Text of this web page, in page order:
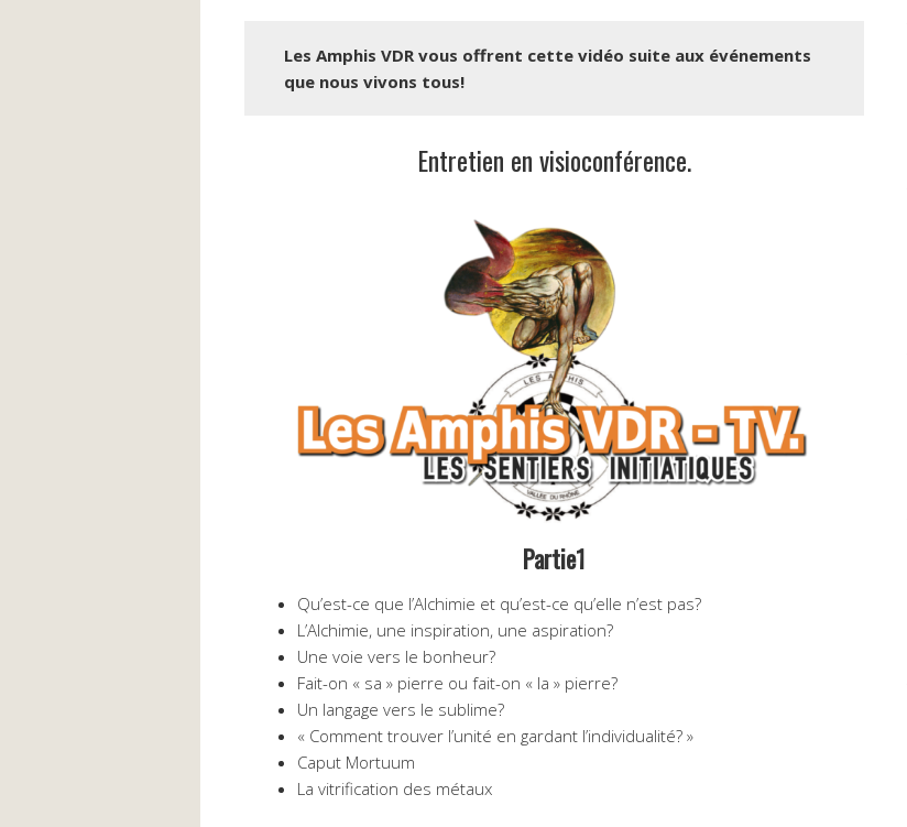
Les Amphis VDR vous offrent cette vidéo suite aux événements
que nous vivons tous!
Entretien en visioconférence.
Partie1
Qu’est-ce que l’Alchimie et qu’est-ce qu’elle n’est pas?
L’Alchimie, une inspiration, une aspiration?
Une voie vers le bonheur?
Fait-on « sa » pierre ou fait-on « la » pierre?
Un langage vers le sublime?
« Comment trouver l’unité en gardant l’individualité? »
Caput Mortuum
La vitrification des métaux